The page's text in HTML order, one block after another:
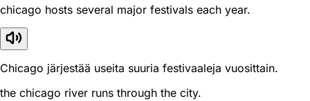
chicago hosts several major festivals each year.
Chicago järjestää useita suuria festivaaleja vuosittain.
the chicago river runs through the city.